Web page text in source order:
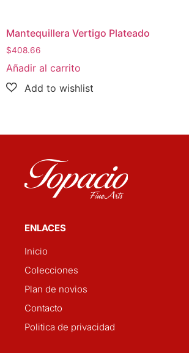
Mantequillera Vertigo Plateado
$408.66
Añadir al carrito
ENLACES
Inicio
Colecciones
Plan de novios
Contacto
Politica de privacidad